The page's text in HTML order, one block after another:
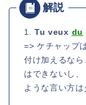
1.Tu veux du
=> ケチャップ
付け加えるな
はできないし
ような言い方は